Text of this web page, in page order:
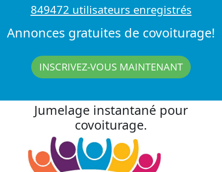
849472 utilisateurs enregistrés
Annonces gratuites de covoiturage!
INSCRIVEZ-VOUS MAINTENANT
Jumelage instantané pour
covoiturage.